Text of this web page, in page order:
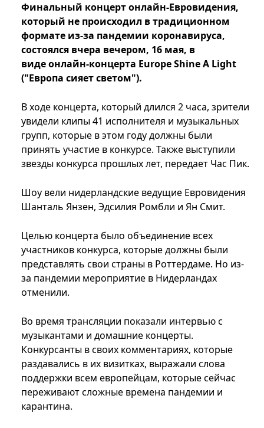
Финальный концерт онлайн-Евровидения,
который не происходил в традиционном
формате из-за пандемии коронавируса,
состоялся вчера вечером, 16 мая, в
виде онлайн-концерта Europe Shine A Light
("Европа сияет светом").
В ходе концерта, который длился 2 часа, зрители
увидели клипы 41 исполнителя и музыкальных
групп, которые в этом году должны были
принять участие в конкурсе. Также выступили
звезды конкурса прошлых лет, передает Час Пик.
Шоу вели нидерландские ведущие Евровидения
Шанталь Янзен, Эдсилия Ромбли и Ян Смит.
Целью концерта было объединение всех
участников конкурса, которые должны были
представлять свои страны в Роттердаме. Но из-
за пандемии мероприятие в Нидерландах
отменили.
Во время трансляции показали интервью с
музыкантами и домашние концерты.
Конкурсанты в своих комментариях, которые
раздавались в их визитках, выражали слова
поддержки всем европейцам, которые сейчас
переживают сложные времена пандемии и
карантина.